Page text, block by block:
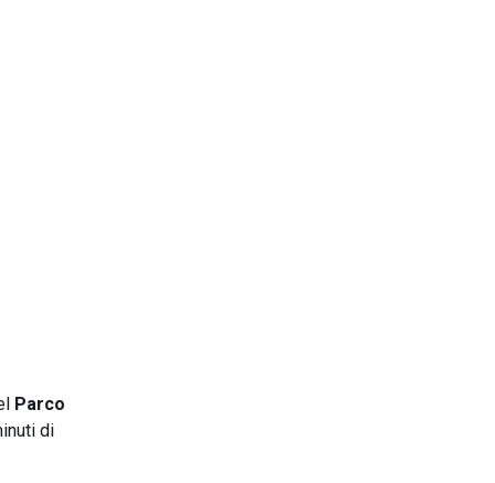
Parco
di